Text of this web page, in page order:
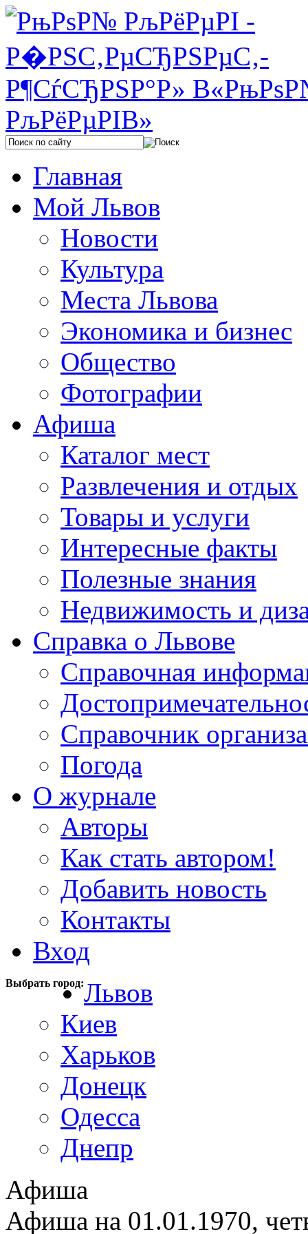
Главная
Мой Львов
Новости
Культура
Места Львова
Экономика и бизнес
Общество
Фотографии
Афиша
Каталог мест
Развлечения и отдых
Товары и услуги
Интересные факты
Полезные знания
Недвижимость и
Справка о Львове
Справочная
Справочник
Погода
О журнале
Авторы
Как стать автором!
Добавить новость
Контакты
Вход
Выбрать город:Львов
Киев
Харьков
Донецк
Одесса
Днепр
Афиша
Афиша на 01.01.1970,